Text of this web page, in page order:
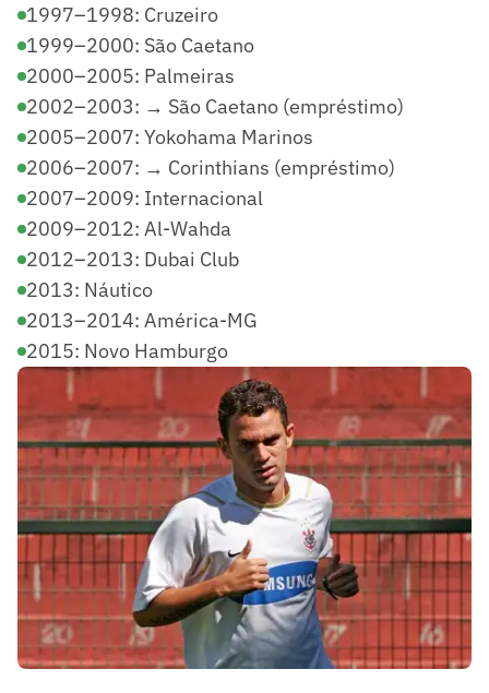
1997–1998: Cruzeiro
1999–2000: São Caetano
2000–2005: Palmeiras
2002–2003: → São Caetano (empréstimo)
2005–2007: Yokohama Marinos
2006–2007: → Corinthians (empréstimo)
2007–2009: Internacional
2009–2012: Al-Wahda
2012–2013: Dubai Club
2013: Náutico
2013–2014: América-MG
2015: Novo Hamburgo